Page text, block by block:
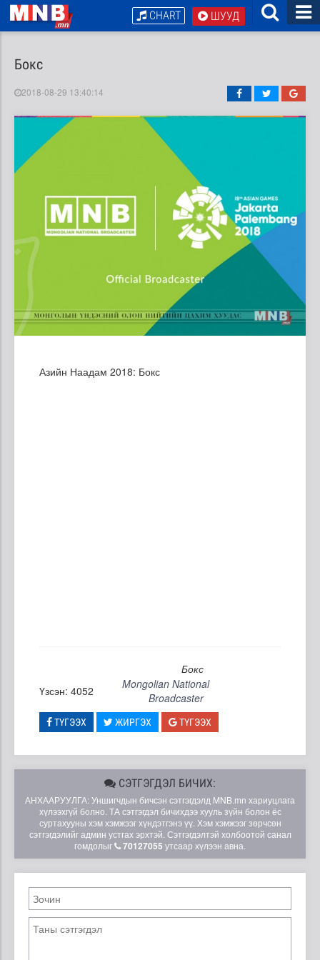
ШУУД
CHART
Бокс
2018-08-29 13:40:14
Азийн Наадам 2018: Бокс
Бокс
Үзсэн: 4052
Mongolian National
Broadcaster
ТҮГЭЭХ ЖИРГЭХ ТҮГЭЭХ
СЭТГЭГДЭЛ БИЧИХ:
АНХААРУУЛГА: Уншигчдын бичсэн сэтгэгдэлд MNB.mn хариуцлага
хүлээхгүй болно. ТА сэтгэгдэл бичихдээ хууль зүйн болон ёс
суртахууны хэм хэмжээг хүндэтгэнэ үү. Хэм хэмжээг зөрчсөн
сэтгэгдэлийг админ устгах эрхтэй. Сэтгэгдэлтэй холбоотой санал
гомдолыг
70127055 утсаар хүлээн авна.